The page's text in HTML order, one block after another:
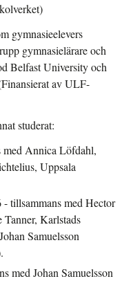
gymnasieelevers
gymnasielärare och
Belfast University och
av ULF-
studerat:
med Annica Löfdahl,
Uppsala
tillsammans med Hector
Karlstads
Samuelsson
med Johan Samuelsson